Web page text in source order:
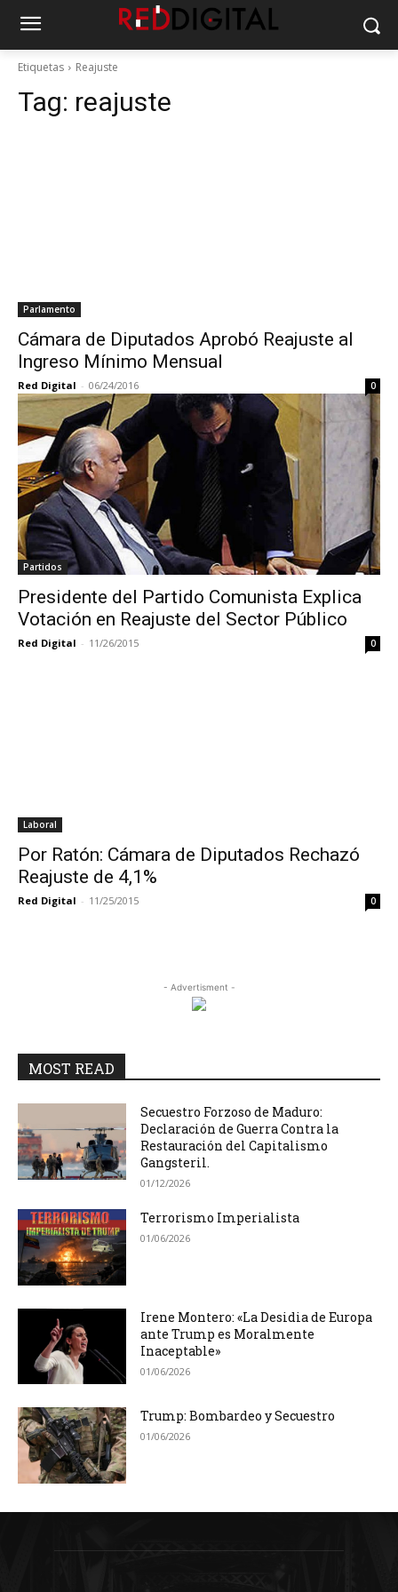
Etiquetas Reajuste
Tag: reajuste
Parlamento
Cámara de Diputados Aprobó Reajuste al
Ingreso Mínimo Mensual
Red Digital - 06/24/2016 0
Partidos
Presidente del Partido Comunista Explica
Votación en Reajuste del Sector Público
Red Digital - 11/26/2015 0
Laboral
Por Ratón: Cámara de Diputados Rechazó
Reajuste de 4,1%
Red Digital - 11/25/2015 0
- Advertisment -
MOST READ
Secuestro Forzoso de Maduro:
Declaración de Guerra Contra la
Restauración del Capitalismo
Gangsteril.
01/12/2026
Terrorismo Imperialista
01/06/2026
Irene Montero: «La Desidia de Europa
ante Trump es Moralmente
Inaceptable»
01/06/2026
Trump: Bombardeo y Secuestro
01/06/2026